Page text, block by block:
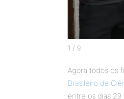
1 / 9
Agora todos os
Brasileiro de
entre os dias